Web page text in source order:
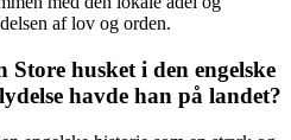
af lov og orden.
husket i den engelske
havde han på landet?